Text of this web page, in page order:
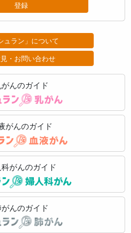
登録
ュラン」について
・お問い合わせ
んのガイド
がんのガイド
がんのガイド
んのガイド